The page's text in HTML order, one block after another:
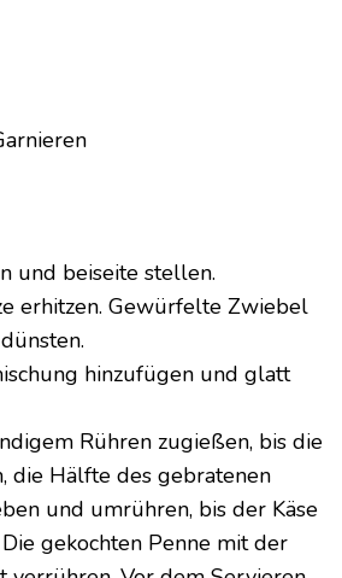
und beiseite stellen.
erhitzen. Gewürfelte Zwiebel
hinzufügen und glatt
Rühren zugießen, bis die
die Hälfte des gebratenen
und umrühren, bis der Käse
gekochten Penne mit der